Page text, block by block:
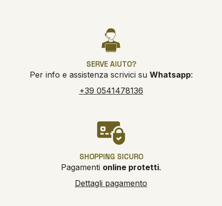
SERVE AIUTO?
Per info e assistenza scrivici su Whatsapp:
+39 0541478136
SHOPPING SICURO
Pagamenti online protetti.
Dettagli pagamento